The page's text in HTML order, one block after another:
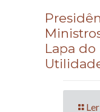
Lapa